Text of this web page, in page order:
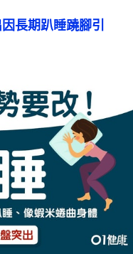
長期趴睡蹺腳引